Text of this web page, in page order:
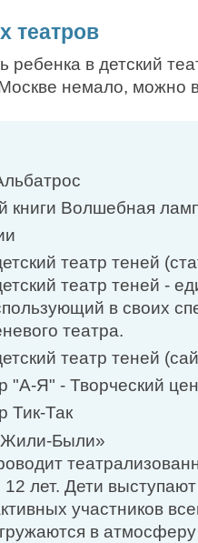
театров
ребенка в детский
немало, можно
книги Волшебная
театр теней
театр теней -
в своих
театра.
театр теней
"А-Я" - Творческий
Тик-Так
Были»
12 лет. Дети
участников
в